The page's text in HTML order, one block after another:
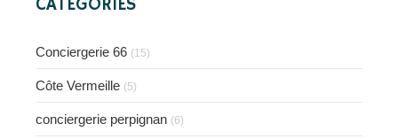
CATÉGORIES
Conciergerie 66 (15)
Côte Vermeille (5)
conciergerie perpignan (6)